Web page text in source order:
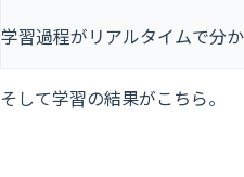
学習過程がリアルタイムで分
そして学習の結果がこちら。